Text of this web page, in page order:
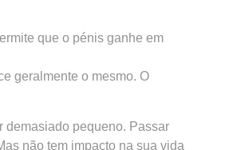
que o pénis ganhe em
geralmente o mesmo. O
demasiado pequeno. Passar
não tem impacto na sua vida